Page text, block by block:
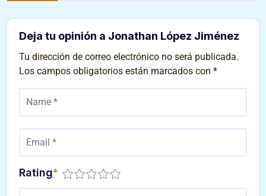
Deja tu opinión a Jonathan López Jiménez
Tu dirección de correo electrónico no será publicada.
Los campos obligatorios están marcados con *
Rating*